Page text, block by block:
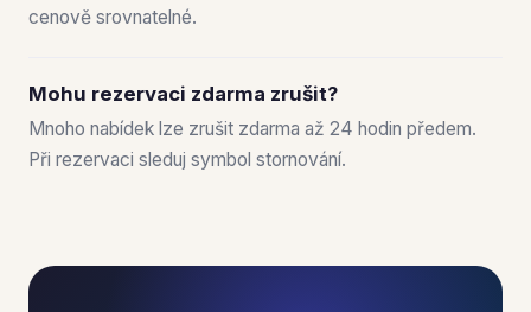
cenově srovnatelné.
Mohu rezervaci zdarma zrušit?
Mnoho nabídek lze zrušit zdarma až 24 hodin předem.
Při rezervaci sleduj symbol stornování.